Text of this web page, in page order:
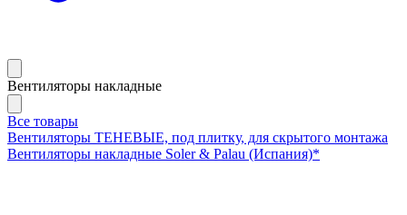
Вентиляторы накладные
Все товары
Вентиляторы ТЕНЕВЫЕ, под плитку, для скрытого монтажа
Вентиляторы накладные Soler & Palau (Испания)*